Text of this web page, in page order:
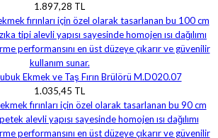
1.897,28 TL
Ekmek ve Taş Fırın Brülörü M.D020.07
1.035,45 TL